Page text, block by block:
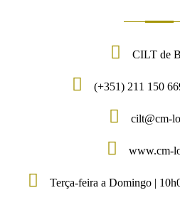
CILT de
(+351) 211 150
cilt@cm-
www.cm-
Terça-feira a Domingo |